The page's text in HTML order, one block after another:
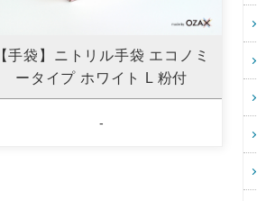
【手袋】ニトリル手袋 エコノミ
ータイプ ホワイト L 粉付
-